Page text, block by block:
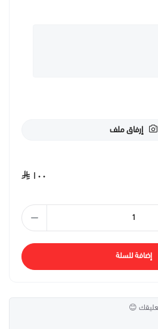
إرفاق ملف
١٠٠
إضافة للسلة